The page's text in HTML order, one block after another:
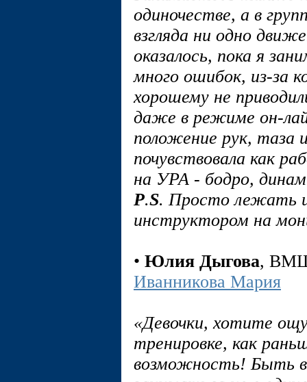
одиночестве, а в
взгляда ни одно
оказалось, пока я
много ошибок, из-за
хорошему не
даже в режиме он-
положение рук, таза
почувствовала как
на УРА - бодро,
Р.S. Просто лежать
инструктором на
• Юлия Дыгова,
Иванникова Мария
«Девочки, хотите
тренировке, как
возможность! Быть в